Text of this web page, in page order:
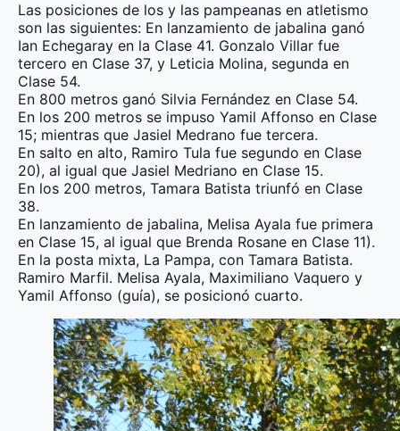
Las posiciones de los y las pampeanas en atletismo
son las siguientes: En lanzamiento de jabalina ganó
Ian Echegaray en la Clase 41. Gonzalo Villar fue
tercero en Clase 37, y Leticia Molina, segunda en
Clase 54.
En 800 metros ganó Silvia Fernández en Clase 54.
En los 200 metros se impuso Yamil Affonso en Clase
15; mientras que Jasiel Medrano fue tercera.
En salto en alto, Ramiro Tula fue segundo en Clase
20), al igual que Jasiel Medriano en Clase 15.
En los 200 metros, Tamara Batista triunfó en Clase
38.
En lanzamiento de jabalina, Melisa Ayala fue primera
en Clase 15, al igual que Brenda Rosane en Clase 11).
En la posta mixta, La Pampa, con Tamara Batista.
Ramiro Marfil. Melisa Ayala, Maximiliano Vaquero y
Yamil Affonso (guía), se posicionó cuarto.